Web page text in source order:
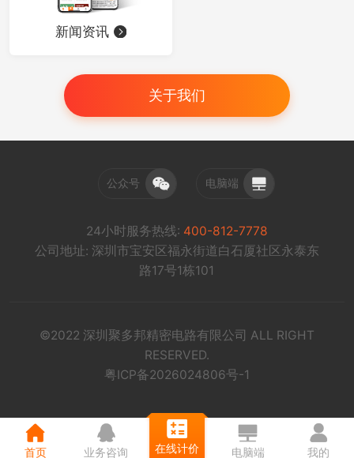
新闻资讯
关于我们
公众号 电脑端
24小时服务热线: 400-812-7778
公司地址: 深圳市宝安区福永街道白石厦社区永泰东
路17号1栋101
©2022 深圳聚多邦精密电路有限公司 ALL RIGHT
RESERVED.
粤ICP备2026024806号-1
首页 业务咨询 在线计价 电脑端 我的